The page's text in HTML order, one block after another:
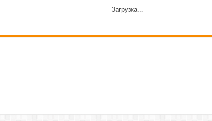
Загрузка...